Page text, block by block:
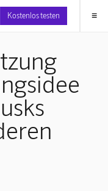
Kostenlos testen ≡